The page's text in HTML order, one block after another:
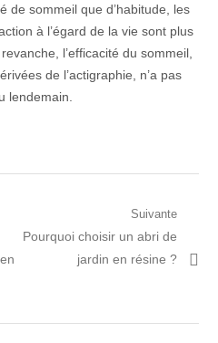
de sommeil que d’habitude, les
à l’égard de la vie sont plus
l’efficacité du sommeil,
de l’actigraphie, n’a pas
lendemain.
Suivante
Prochain
Pourquoi choisir un abri de
jardin en résine ?